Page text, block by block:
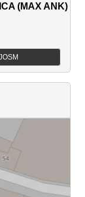
(MAX ANK)